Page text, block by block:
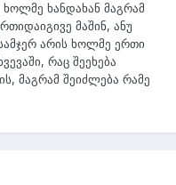
ხანდახან მაგრამ
მაშინ, ანუ
არის ხოლმე ერთი
რაც შეეხება
მაგრამ შეიძლება რამე